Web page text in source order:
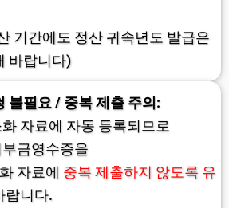
기간에도 정산 귀속년도 발급은
바랍니다)
불필요 / 중복 제출 주의:
자료에 자동 등록되므로
금영수증을
자료에 중복 제출하지 않도록 유
랍니다.